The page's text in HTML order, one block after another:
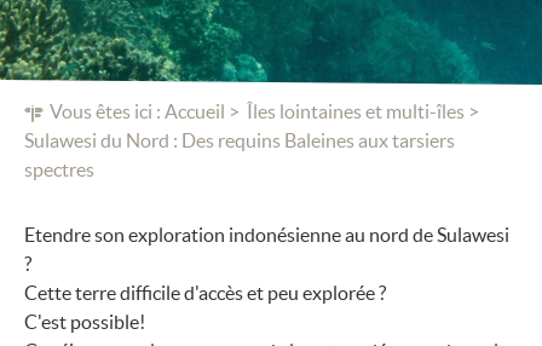
Vous êtes ici : Accueil
Îles lointaines et multi-îles
Sulawesi du Nord : Des requins Baleines aux tarsiers
spectres
Etendre son exploration indonésienne au nord de Sulawesi
?
Cette terre difficile d'accès et peu explorée ?
C'est possible!